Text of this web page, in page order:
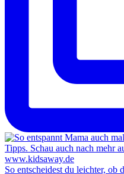
So entscheidest du leichter, ob